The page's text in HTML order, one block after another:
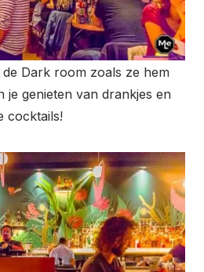
Dark room zoals ze hem
je genieten van drankjes en
cocktails!